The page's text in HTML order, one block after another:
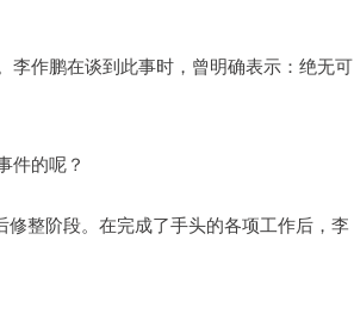
李作鹏在谈到此事时，曾明确表示：绝无可
件的呢？
整阶段。在完成了手头的各项工作后，李